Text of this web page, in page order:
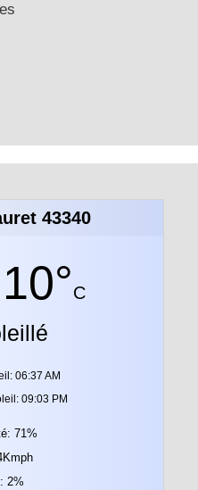
43340
10°C
06:37 AM
09:03 PM
71%
2%